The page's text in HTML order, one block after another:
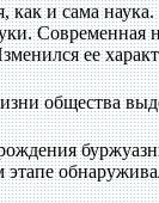
и сама наука.
Современная
ее
общества